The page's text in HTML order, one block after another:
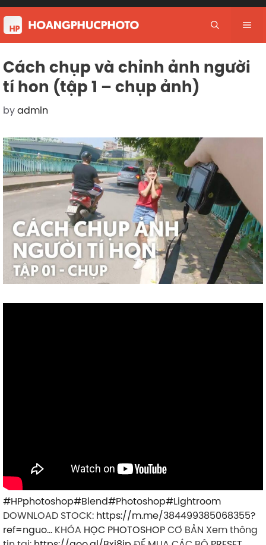
Skip
to
content
Cách chụp và chỉnh ảnh người
tí hon (tập 1 – chụp ảnh)
byadmin
#HPphotoshop#Blend#Photoshop#Lightroom
DOWNLOAD STOCK: https://m.me/384499385068355?
ref=nguo… KHÓA HỌC PHOTOSHOPCƠ BẢN Xem thông